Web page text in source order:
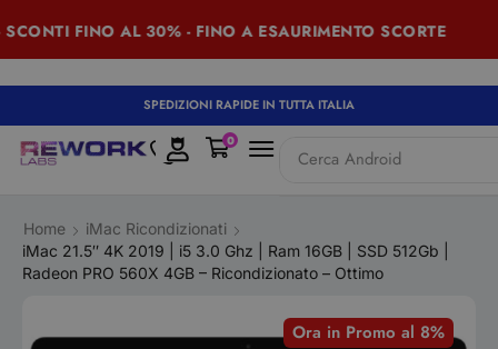
FINO AL 30% - FINO A ESAURIMENTO SCORTE
SPEDIZIONI RAPIDE IN TUTTA ITALIA
Cerca iPad
0
Home
iMac Ricondizionati
iMac 21.5″ 4K 2019 | i5 3.0 Ghz | Ram 16GB | SSD 512Gb |
Radeon PRO 560X 4GB – Ricondizionato – Ottimo
Ora in Promo al 8%